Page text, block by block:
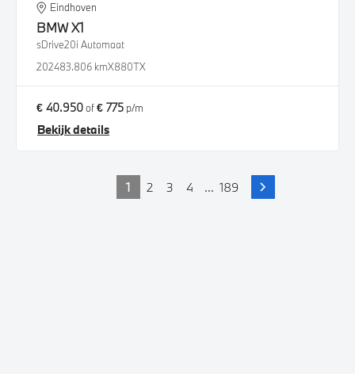
Eindhoven
BMWX1
sDrive20i Automaat
202483.806 kmX880TX
€ 40.950of€ 775 p/m
Bekijk details
1 2 3 4 ... 189